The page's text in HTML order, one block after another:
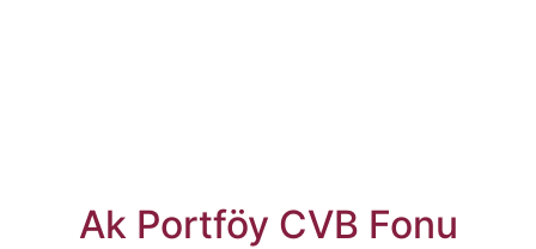
Ak Portföy CVB Fonu